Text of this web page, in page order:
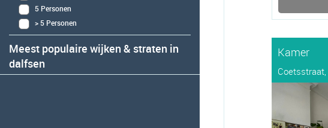
5 Personen
> 5 Personen
Meest populaire wijken & straten in
dalfsen
Kamer